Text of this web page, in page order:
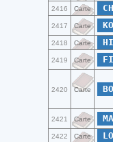
2416 Carte
2417 Carte
2418 Carte
2419 Carte
2420 Carte
2421 Carte
2422 Carte